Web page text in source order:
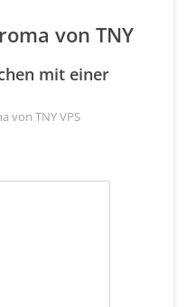
von TNY
mit einer
von TNY VPS